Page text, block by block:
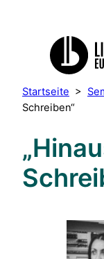
Startseite >
Schreiben“